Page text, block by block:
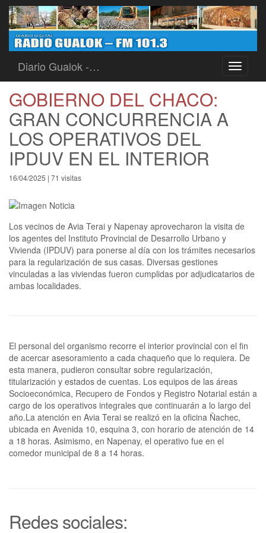
Toggle
Diario Gualok -…
GOBIERNO DEL CHACO:
GRAN CONCURRENCIA A
LOS OPERATIVOS DEL
IPDUV EN EL INTERIOR
16/04/2025 | 71 visitas
Los vecinos de Avia Terai y Napenay aprovecharon la visita de
los agentes del Instituto Provincial de Desarrollo Urbano y
Vivienda (IPDUV) para ponerse al día con los trámites necesarios
para la regularización de sus casas. Diversas gestiones
vinculadas a las viviendas fueron cumplidas por adjudicatarios de
ambas localidades.
El personal del organismo recorre el interior provincial con el fin
de acercar asesoramiento a cada chaqueño que lo requiera. De
esta manera, pudieron consultar sobre regularización,
titularización y estados de cuentas. Los equipos de las áreas
Socioeconómica, Recupero de Fondos y Registro Notarial están a
cargo de los operativos integrales que continuarán a lo largo del
año.La atención en Avia Terai se realizó en la oficina Ñachec,
ubicada en Avenida 10, esquina 3, con horario de atención de 14
a 18 horas. Asimismo, en Napenay, el operativo fue en el
comedor municipal de 8 a 14 horas.
Redes sociales: